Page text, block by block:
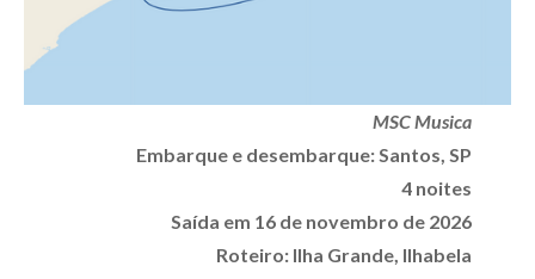
MSC Musica
Embarque e desembarque: Santos, SP
4 noites
Saída em 16 de novembro de 2026
Roteiro: Ilha Grande, Ilhabela